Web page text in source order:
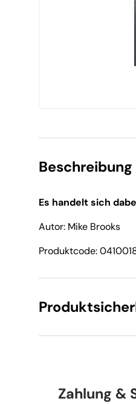
Beschreibung
Es handelt sich
Autor: Mike Brooks
Produktcode:
Zahlung &